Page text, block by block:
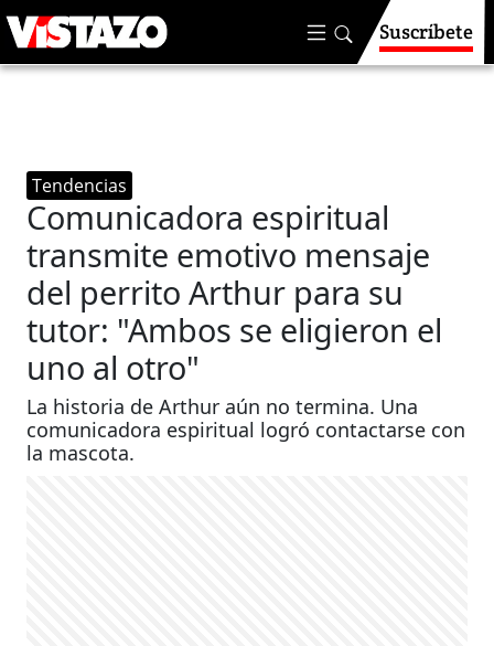
Suscríbete
Tendencias
Comunicadora espiritual
transmite emotivo mensaje
del perrito Arthur para su
tutor: "Ambos se eligieron el
uno al otro"
La historia de Arthur aún no termina. Una
comunicadora espiritual logró contactarse con
la mascota.